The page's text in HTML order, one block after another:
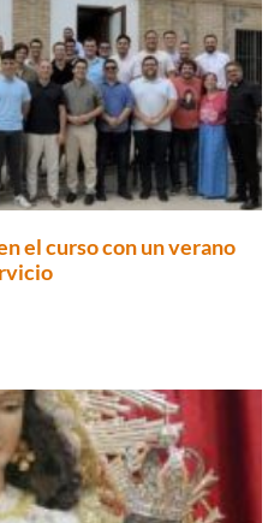
el curso con un verano